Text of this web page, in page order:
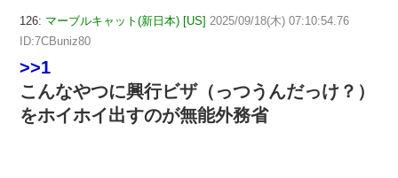
126: マーブルキャット(新日本) [US] 2025/09/18(木) 07:10:54.76
ID:7CBuniz80
>>1
こんなやつに興行ビザ（っつうんだっけ？）
をホイホイ出すのが無能外務省